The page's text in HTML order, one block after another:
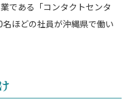
である「コンタクトセンタ
ほどの社員が沖縄県で働い